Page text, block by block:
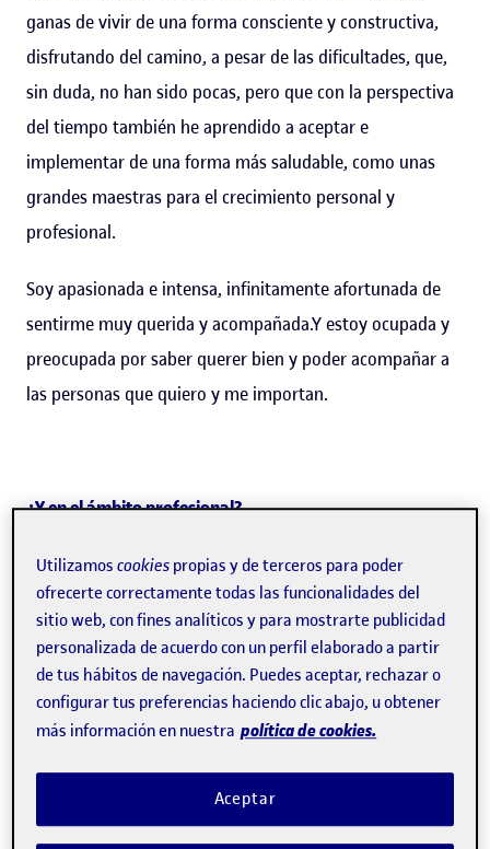
ganas de vivir de una forma consciente y constructiva,
disfrutando del camino, a pesar de las dificultades, que,
sin duda, no han sido pocas, pero que con la perspectiva
del tiempo también he aprendido a aceptar e
implementar de una forma más saludable, como unas
grandes maestras para el crecimiento personal y
profesional.
Soy apasionada e intensa, infinitamente afortunada de
sentirme muy querida y acompañada.Y estoy ocupada y
preocupada por saber querer bien y poder acompañar a
las personas que quiero y me importan.
¿Y en el ámbito profesional?
Creo que he sabido trasladar esta pasión e implicación a
mi dedicación profesional, persiguiendo desde el inicio el
objetivo de tener un impacto positivo en mi entorno
laboral, que ha sido muy diverso y variable a lo largo de
más de treinta años. De hecho, ahora hace unos días un
compañero mediador al que admiro mucho me dijo que
era una profesional con una visión "sistémica", y creo
Utilizamoscookies propias y de terceros para poder
ofrecerte correctamente todas las funcionalidades del
sitio web, con fines analíticos y para mostrarte publicidad
personalizada de acuerdo con un perfil elaborado a partir
de tus hábitos de navegación. Puedes aceptar, rechazar o
configurar tus preferencias haciendo clic abajo, u obtener
más información en nuestra política de cookies.
Aceptar